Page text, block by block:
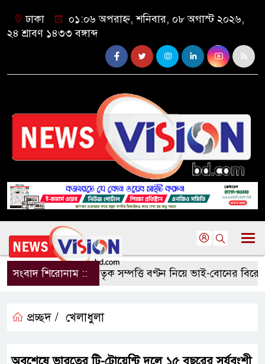
ঢাকা
০১:০৬ অপরাহ্ন, শনিবার, ০৮ অগাস্ট ২০২৬,
২৪ শ্রাবণ ১৪৩৩ বঙ্গাব্দ
সংবাদ শিরোনাম ::পৈতৃক সম্পত্তি বণ্টন নিয়ে ভাই-বোনের
প্রচ্ছদ / খেলাধুলা